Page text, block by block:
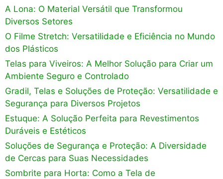
A Lona: O Material Versátil que Transformou
Diversos Setores
O Filme Stretch: Versatilidade e Eficiência no Mundo
dos Plásticos
Telas para Viveiros: A Melhor Solução para Criar um
Ambiente Seguro e Controlado
Gradil, Telas e Soluções de Proteção: Versatilidade e
Segurança para Diversos Projetos
Estuque: A Solução Perfeita para Revestimentos
Duráveis e Estéticos
Soluções de Segurança e Proteção: A Diversidade
de Cercas para Suas Necessidades
Sombrite para Horta: Como a Tela de